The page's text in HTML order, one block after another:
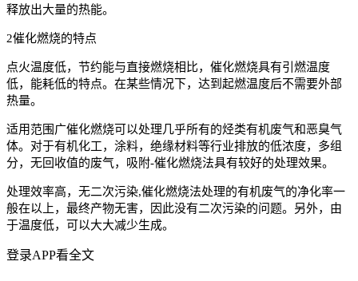
释放出大量的热能。
2催化燃烧的特点
点火温度低，节约能与直接燃烧相比，催化燃烧具有引燃温度
低，能耗低的特点。在某些情况下，达到起燃温度后不需要外部
热量。
适用范围广催化燃烧可以处理几乎所有的烃类有机废气和恶臭气
体。对于有机化工，涂料，绝缘材料等行业排放的低浓度，多组
分，无回收值的废气，吸附-催化燃烧法具有较好的处理效果。
处理效率高，无二次污染,催化燃烧法处理的有机废气的净化率一
般在以上，最终产物无害，因此没有二次污染的问题。另外，由
于温度低，可以大大减少生成。
登录APP看全文